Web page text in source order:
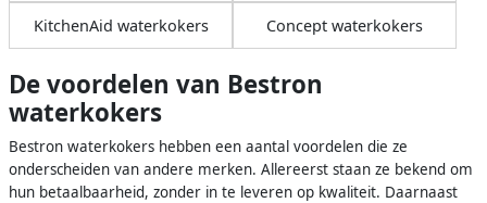
KitchenAid waterkokers Concept waterkokers
De voordelen van Bestron
waterkokers
Bestron waterkokers hebben een aantal voordelen die ze
onderscheiden van andere merken. Allereerst staan ze bekend om
hun betaalbaarheid, zonder in te leveren op kwaliteit. Daarnaast